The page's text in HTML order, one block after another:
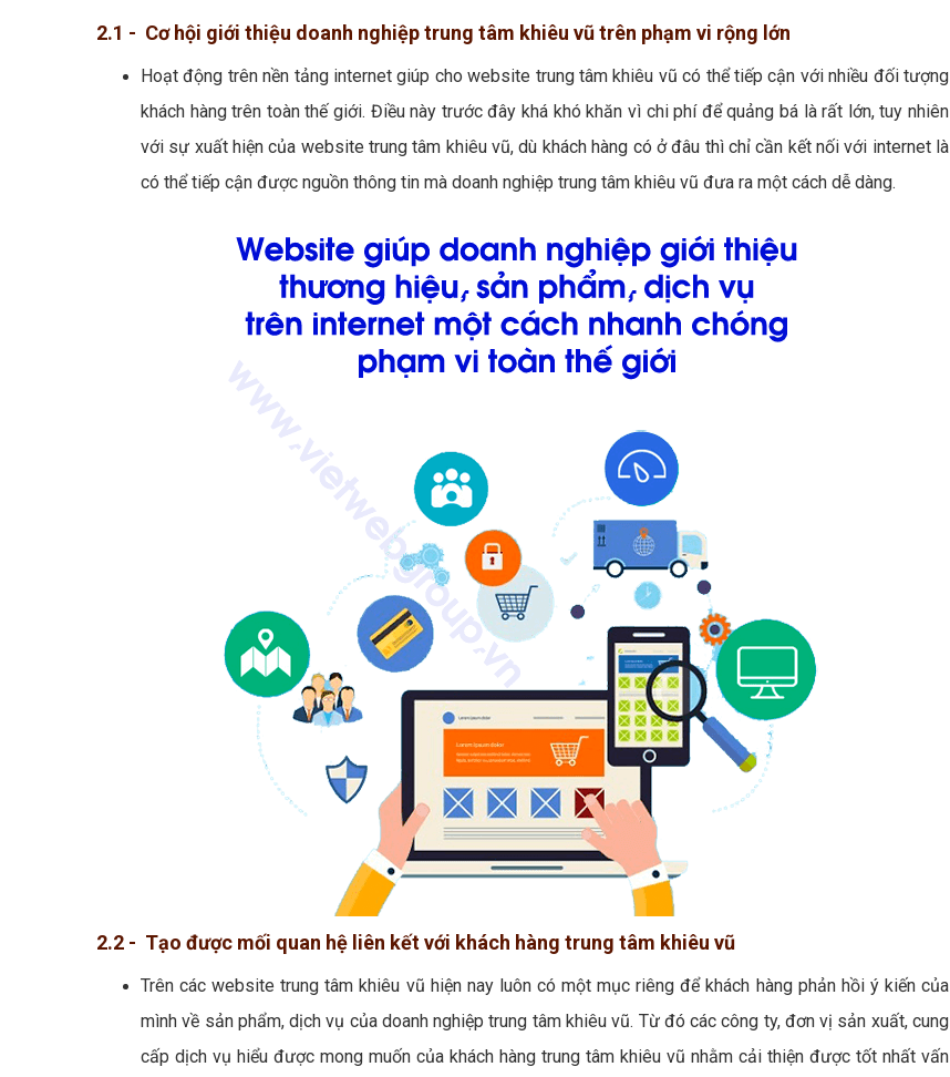
2.1 - Cơ hội giới thiệu doanh nghiệp trung tâm khiêu vũ trên phạm vi rộng lớn
Hoạt động trên nền tảng internet giúp cho website trung tâm khiêu vũ có thể tiếp cận với nhiều đối tượng
khách hàng trên toàn thế giới. Điều này trước đây khá khó khăn vì chi phí để quảng bá là rất lớn, tuy nhiên
với sự xuất hiện của website trung tâm khiêu vũ, dù khách hàng có ở đâu thì chỉ cần kết nối với internet là
có thể tiếp cận được nguồn thông tin mà doanh nghiệp trung tâm khiêu vũ đưa ra một cách dễ dàng.
2.2 - Tạo được mối quan hệ liên kết với khách hàng trung tâm khiêu vũ
Trên các website trung tâm khiêu vũ hiện nay luôn có một mục riêng để khách hàng phản hồi ý kiến của
mình về sản phẩm, dịch vụ của doanh nghiệp trung tâm khiêu vũ. Từ đó các công ty, đơn vị sản xuất, cung
cấp dịch vụ hiểu được mong muốn của khách hàng trung tâm khiêu vũ nhằm cải thiện được tốt nhất vấn